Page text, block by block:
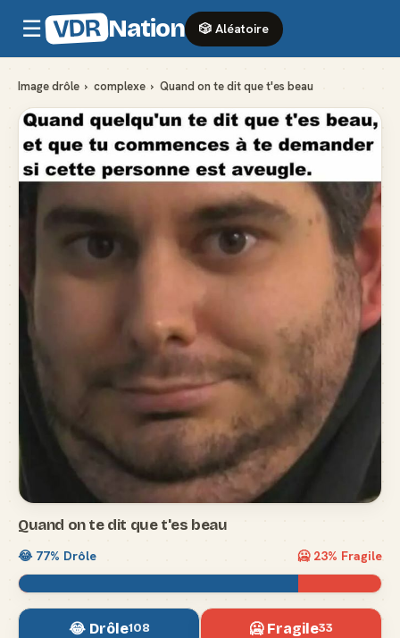
☰ VDR Nation 🎲 Aléatoire
Image drôle › complexe › Quand on te dit que t'es beau
Quand on te dit que t'es beau
😂 77% Drôle 🥶 23% Fragile
😂 Drôle108 🥶 Fragile33